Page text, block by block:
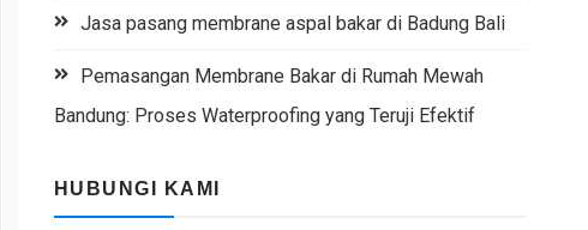
Jasa pasang membrane aspal bakar di Badung Bali
Pemasangan Membrane Bakar di Rumah Mewah
Bandung: Proses Waterproofing yang Teruji Efektif
HUBUNGI KAMI